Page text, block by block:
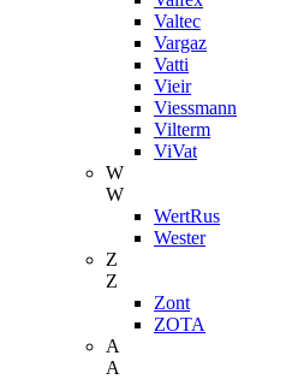
Valtec
Vargaz
Vatti
Vieir
Viessmann
Vilterm
ViVat
W
W
WertRus
Wester
Z
Z
Zont
ZOTA
А
А